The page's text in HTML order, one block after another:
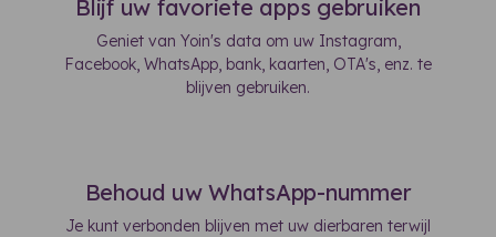
Blijf uw favoriete apps gebruiken
Geniet van Yoin's data om uw Instagram,
Facebook, WhatsApp, bank, kaarten, OTA's, enz. te
blijven gebruiken.
Behoud uw WhatsApp-nummer
Je kunt verbonden blijven met uw dierbaren terwijl